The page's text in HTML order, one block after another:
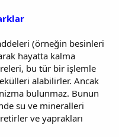
(örneğin besinleri
hayatta kalma
bu tür bir işlemle
alabilirler. Ancak
bulunmaz. Bunun
su ve mineralleri
ve yaprakları